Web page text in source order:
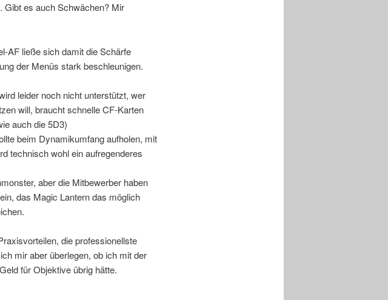
Gibt es auch Schwächen? Mir
AF ließe sich damit die Schärfe
der Menüs stark beschleunigen.
leider noch nicht unterstützt, wer
will, braucht schnelle CF-Karten
auch die 5D3)
beim Dynamikumfang aufholen, mit
technisch wohl ein aufregenderes
aber die Mitbewerber haben
das Magic Lantern das möglich
die professionellste
mir aber überlegen, ob ich mit der
für Objektive übrig hätte.